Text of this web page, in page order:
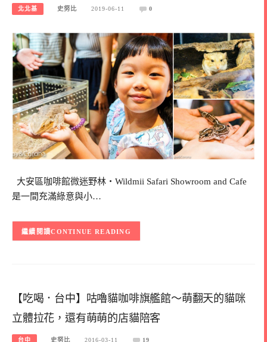
北北基 史努比 2019-06-11 0
大安區咖啡館微迷野林・Wildmii Safari Showroom and Cafe
是一間充滿綠意與小…
CONTINUE READING
【吃喝．台中】咕嚕貓咖啡旗艦館～萌翻天的貓咪
立體拉花，還有萌萌的店貓陪客
台中 史努比 2016-03-11 19